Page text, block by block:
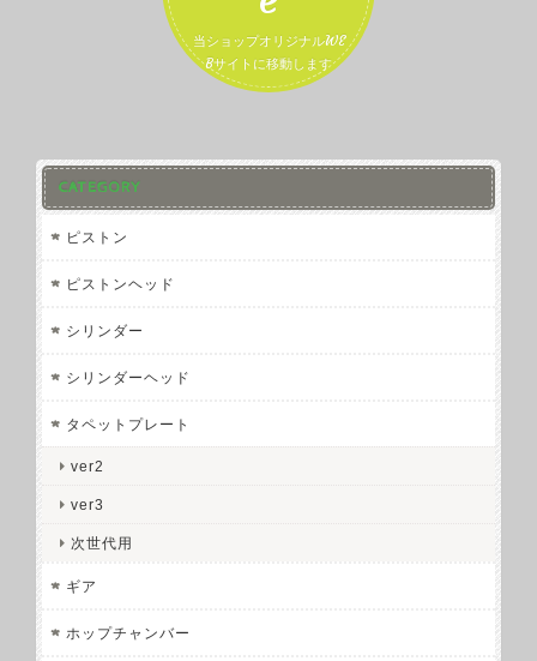
当ショップオリジナルWE
Bサイトに移動します
CATEGORY
ピストン
ピストンヘッド
シリンダー
シリンダーヘッド
タペットプレート
ver2
ver3
次世代用
ギア
ホップチャンバー